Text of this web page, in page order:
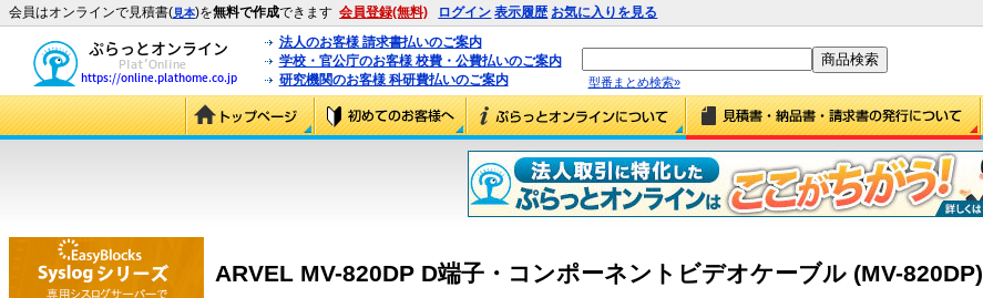
会員はオンラインで見積書(見本)を無料で作成できます 会員登録(無料) ログイン 表示履歴 お気に入りを見る
法人のお客様 請求書払いのご案内
学校・官公庁のお客様 校費・公費払いのご案内
研究機関のお客様 科研費払いのご案内
型番まとめ検索»
ARVEL MV-820DP D端子・コンポーネントビデオケーブル (MV-820DP)